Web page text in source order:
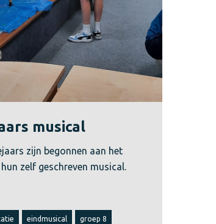
musical
zijn begonnen aan het
zelf geschreven musical.
eindmusical groep 8